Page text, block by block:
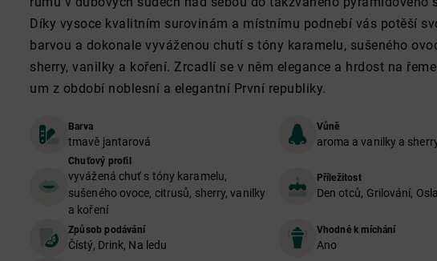
Díky vysoce kvalitním surovinám a místnímu podnebí vás potěší
barvou a dokonale vyváženou chutí s tóny karamelu, sušeného
sherry, vanilky a koření. Zrcadlí se v něm elegance a hrdost na
um z období noblesní a elegantní První republiky.
Barva
tmavě jantarová
Vůně
aroma a vanilky a
Chuťový profil
vyvážená chuť s tóny karamelu,
sušeného ovoce, citrusů, sherry, vanilky
a koření
Příležitost
Den otců, Grilování,
Způsob podávání
Čístý, Drink, Na ledu
Vhodné k míchání
Ano